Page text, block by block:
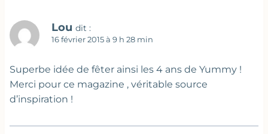
Lou dit :
16 février 2015 à 9 h 28 min
Superbe idée de fêter ainsi les 4 ans de Yummy !
Merci pour ce magazine , véritable source
d’inspiration !